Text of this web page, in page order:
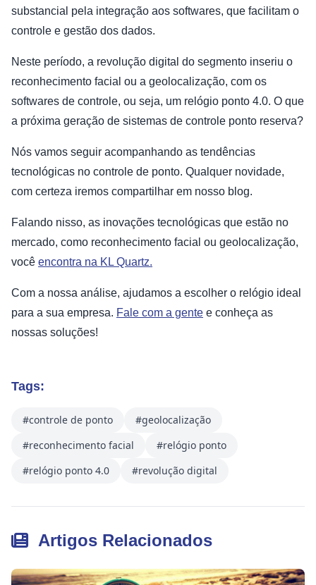
substancial pela integração aos softwares, que facilitam o
controle e gestão dos dados.
Neste período, a revolução digital do segmento inseriu o
reconhecimento facial ou a geolocalização, com os
softwares de controle, ou seja, um relógio ponto 4.0. O que
a próxima geração de sistemas de controle ponto reserva?
Nós vamos seguir acompanhando as tendências
tecnológicas no controle de ponto. Qualquer novidade,
com certeza iremos compartilhar em nosso blog.
Falando nisso, as inovações tecnológicas que estão no
mercado, como reconhecimento facial ou geolocalização,
você encontra na KL Quartz.
Com a nossa análise, ajudamos a escolher o relógio ideal
para a sua empresa. Fale com a gente e conheça as
nossas soluções!
Tags:
#controle de ponto
#geolocalização
#reconhecimento facial
#relógio ponto
#relógio ponto 4.0
#revolução digital
Artigos Relacionados